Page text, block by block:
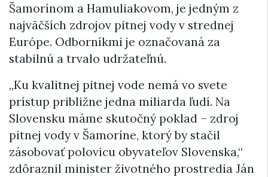
Šamorínom a Hamuliakovom, je jedným z
najväčších zdrojov pitnej vody v strednej
Európe. Odborníkmi je označovaná za
stabilnú a trvalo udržateľnú.
„Ku kvalitnej pitnej vode nemá vo svete
prístup približne jedna miliarda ľudí. Na
Slovensku máme skutočný poklad – zdroj
pitnej vody v Šamoríne, ktorý by stačil
zásobovať polovicu obyvateľov Slovenska,“
zdôraznil minister životného prostredia Ján